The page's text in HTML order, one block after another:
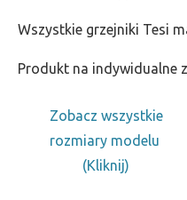
Wszystkie grzejniki Tesi
Produkt na indywidualne
Zobacz wszystkie
rozmiary modelu
(Kliknij)